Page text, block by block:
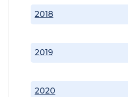
2018
2019
2020